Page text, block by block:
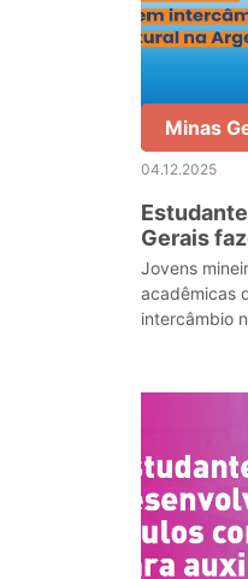
Minas
04.12.2025
Gerais
Mineiro
Jovens
acadêmicas
intercâmbio